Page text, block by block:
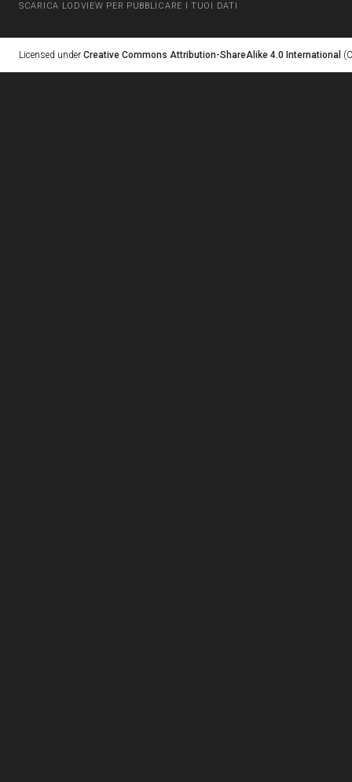
SCARICA LODVIEW PER PUBBLICARE I TUOI DATI
Licensed under Creative Commons Attribution-ShareAlike 4.0 International